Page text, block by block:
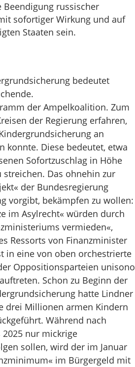
russischer
sofortiger Wirkung und auf
Staaten sein.
bedeutet
der Ampelkoalition. Zum
der Regierung erfahren,
an
konnte. Diese bedeutet, etwa
Sofortzuschlag in Höhe
streichen. Das ohnehin zur
der Bundesregierung
vorgibt, bekämpfen zu wollen:
im Asylrecht« würden durch
vermieden«,
Ressorts von Finanzminister
in eine von oben orchestrierte
Oppositionsparteien unisono
Schon zu Beginn der
hatte Lindner
drei Millionen armen Kindern
Während nach
nur mickrige
sollen, wird der im Januar
im Bürgergeld mit